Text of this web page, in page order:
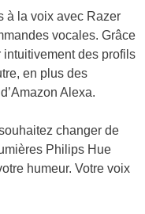
à la voix avec Razer
vocales. Grâce
des profils
en plus des
Alexa.
changer de
Philips Hue
humeur. Votre voix